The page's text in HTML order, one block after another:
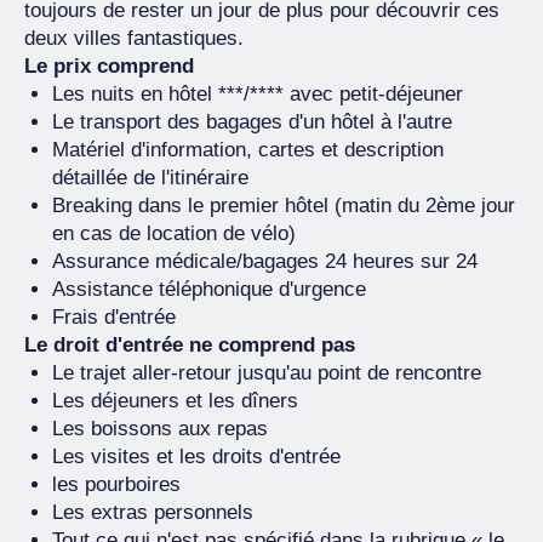
toujours de rester un jour de plus pour découvrir ces
deux villes fantastiques.
Le prix comprend
Les nuits en hôtel ***/**** avec petit-déjeuner
Le transport des bagages d'un hôtel à l'autre
Matériel d'information, cartes et description
détaillée de l'itinéraire
Breaking dans le premier hôtel (matin du 2ème jour
en cas de location de vélo)
Assurance médicale/bagages 24 heures sur 24
Assistance téléphonique d'urgence
Frais d'entrée
Le droit d'entrée ne comprend pas
Le trajet aller-retour jusqu'au point de rencontre
Les déjeuners et les dîners
Les boissons aux repas
Les visites et les droits d'entrée
les pourboires
Les extras personnels